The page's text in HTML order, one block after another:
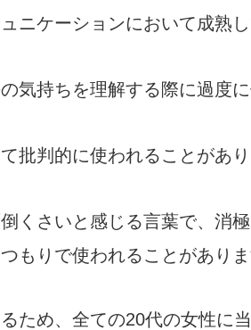
ニケーションにおいて成熟
気持ちを理解する際に過度
批判的に使われることがあ
くさいと感じる言葉で、消
もりで使われることがあり
ため、全ての20代の女性に